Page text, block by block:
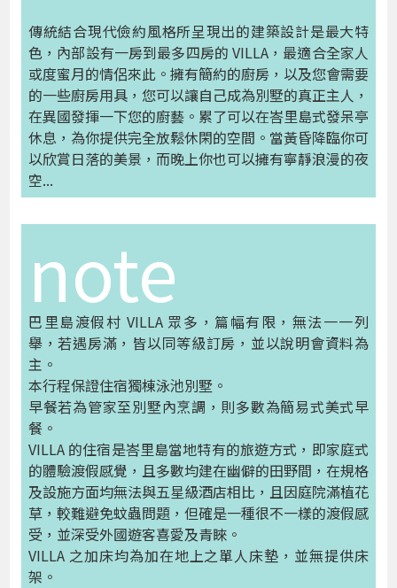
傳統結合現代儉約風格所呈現出的建築設計是最大特
色，內部設有一房到最多四房的 VILLA，最適合全家人
或度蜜月的情侶來此。擁有簡約的廚房，以及您會需要
的一些廚房用具，您可以讓自己成為別墅的真正主人，
在異國發揮一下您的廚藝。累了可以在峇里島式發呆亭
休息，為你提供完全放鬆休閑的空間。當黃昏降臨你可
以欣賞日落的美景，而晚上你也可以擁有寧靜浪漫的夜
空...
note
巴里島渡假村 VILLA 眾多，篇幅有限，無法一一列
舉，若遇房滿，皆以同等級訂房，並以說明會資料為
主。
本行程保證住宿獨棟泳池別墅。
早餐若為管家至別墅內烹調，則多數為簡易式美式早
餐。
VILLA 的住宿是峇里島當地特有的旅遊方式，即家庭式
的體驗渡假感覺，且多數均建在幽僻的田野間，在規格
及設施方面均無法與五星級酒店相比，且因庭院滿植花
草，較難避免蚊蟲問題，但確是一種很不一樣的渡假感
受，並深受外國遊客喜愛及青睞。
VILLA 之加床均為加在地上之單人床墊，並無提供床
架。